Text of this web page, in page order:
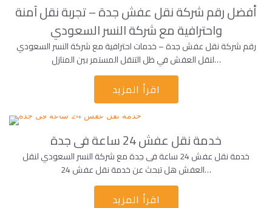
أفضل رقم شركة نقل عفش جدة – تجربة نقل آمنة
واحترافية مع شركة النسر السعودي
رقم شركة نقل عفش جدة – خدمات احترافية مع شركة النسر السعودي
لنقل العفش في ظل التنقل المستمر بين المنازل…
اقرأ المزيد
خدمة نقل عفش 24 ساعة فى جدة
خدمة نقل عفش 24 ساعة فى جدة مع شركة النسر السعودي لنقل
العفش هل تبحث عن خدمة نقل عفش 24…
اقرأ المزيد